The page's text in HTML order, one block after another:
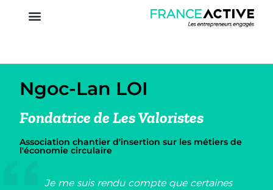
Ngoc-Lan LOI
Fondatrice de Les Valoristes
Association chantier d'insertion sur les métiers de
l'économie circulaire
Je me suis rendu compte que certaines